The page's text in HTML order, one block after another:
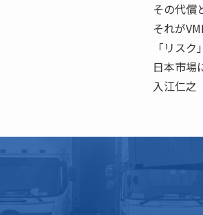
その代償
それが
「リス
日本市場
入江仁之